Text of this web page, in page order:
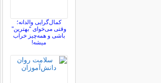
کمال‌گرایی والدانه؛
وقتی می‌خوای "بهترین"
باشی و همه‌چیز خراب
میشه!